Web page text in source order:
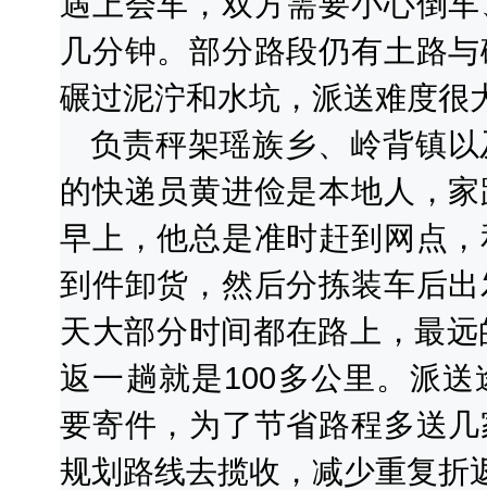
几分钟。部分路段仍有土路
碾过泥泞和水坑，派送难度很
负责秤架瑶族乡、岭背镇
的快递员黄进俭是本地人，
早上，他总是准时赶到网点
到件卸货，然后分拣装车后
天大部分时间都在路上，最
返一趟就是100多公里。派
要寄件，为了节省路程多送
规划路线去揽收，减少重复折